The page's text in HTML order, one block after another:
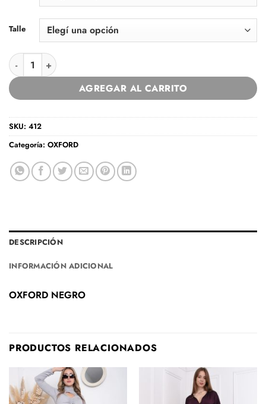
Talle
OXFORD NEGRO cantidad
AGREGAR AL CARRITO
SKU: 412
Categoría: OXFORD
DESCRIPCIÓN
INFORMACIÓN ADICIONAL
OXFORD NEGRO
PRODUCTOS RELACIONADOS